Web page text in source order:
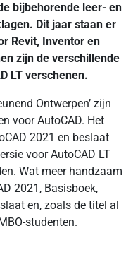
bijbehorende leer- en
Dit jaar staan er
Revit, Inventor en
zijn de verschillende
LT verschenen.
Ontwerpen’ zijn
voor AutoCAD. Het
2021 en beslaat
voor AutoCAD LT
Wat meer handzaam
2021, Basisboek,
en, zoals de titel al
studenten.